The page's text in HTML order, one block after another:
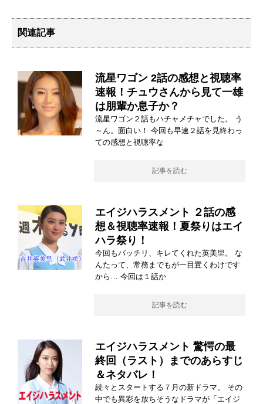
関連記事
流星ワゴン 2話の感想と視聴率
速報！チュウさんから見て一雄
は朋輩か息子か？
流星ワゴン２話もハチャメチャでした。 う
～ん。面白い！ 今回も早速２話を見終わっ
ての感想と視聴率な
記事を読む
エイジハラスメント ２話の感
想＆視聴率速報！夏祭りはエイ
ハラ祭り！
今回もバッチリ、キレてくれた英美里。 な
んたって、常務までもが一目置くわけです
から… 今回は１話か
記事を読む
エイジハラスメント 驚愕の最
終回（ラスト）までのあらすじ
＆ネタバレ！
続々とスタートする７月の新ドラマ。 その
中でも異彩を放ちそうなドラマが「エイジ